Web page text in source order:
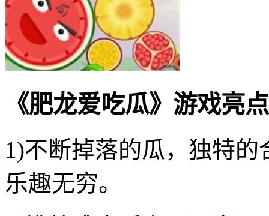
《肥龙爱吃瓜》游戏亮
1)不断掉落的瓜，独特
乐趣无穷。